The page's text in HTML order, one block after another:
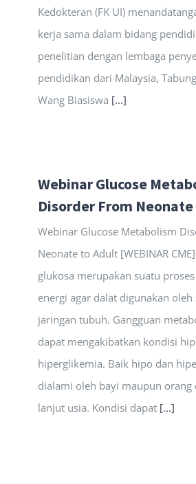
Kedokteran (FK UI)
kerja sama dalam bidang
penelitian dengan lembaga
pendidikan dari Malaysia,
Wang Biasiswa [...]
Webinar Glucose
Disorder From
Webinar Glucose Metabolism
Neonate to Adult [WEBINAR
glukosa merupakan suatu
energi agar dalat digunakan oleh
jaringan tubuh. Gangguan
dapat mengakibatkan kondisi
hiperglikemia. Baik hipo dan
dialami oleh bayi maupun orang
lanjut usia. Kondisi dapat [...]